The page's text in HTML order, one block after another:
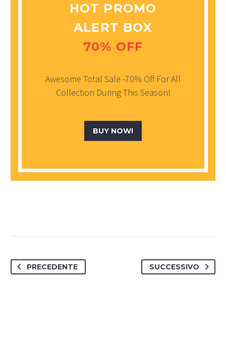
HOT PROMO
ALERT BOX
70% OFF
Awesome Total Sale -70% Off For All
Collection During This Season!
BUY NOW!
PRECEDENTE SUCCESSIVO